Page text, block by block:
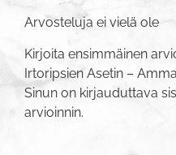
Arvosteluja ei vielä ole
Kirjoita ensimmäinen
Irtoripsien Asetin –
Sinun on kirjauduttava
arvioinnin.